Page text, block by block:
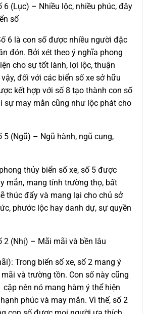
6 (Lục) – Nhiều lộc, nhiều phúc, đây
số
6 là con số được nhiều người đặc
đón. Bởi xét theo ý nghĩa phong
cho sự tốt lành, lợi lộc, thuận
đối với các biển số xe sở hữu
kết hợp với số 8 tạo thành con số
sự may mắn cũng như lộc phát cho
5 (Ngũ) – Ngũ hành, ngũ cung,
thủy biển số xe, số 5 được
mắn, mang tính trường thọ, bất
thúc đẩy và mang lại cho chủ sở
phước lộc hay danh dự, sự quyền
2 (Nhị) – Mãi mãi và bền lâu
Trong biển số xe, số 2 mang ý
và trường tồn. Con số này cũng
nên nó mang hàm ý thể hiện
phúc và may mắn. Vì thế, số 2